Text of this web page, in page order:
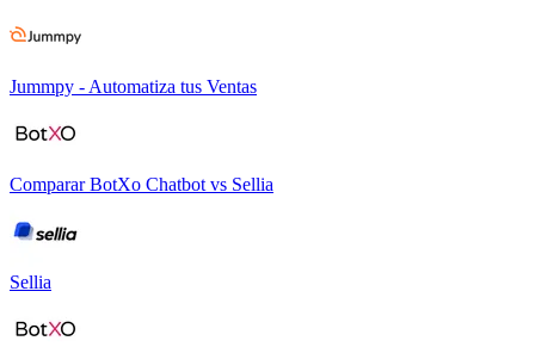
Jummpy - Automatiza tus Ventas
Comparar BotXo Chatbot vs Sellia
Sellia